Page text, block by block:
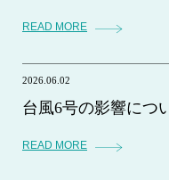
READ MORE
2026.06.02
台風6号の影響につ
READ MORE